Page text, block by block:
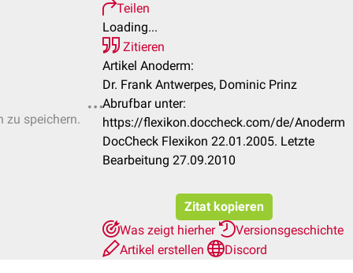
zu speichern.
Teilen
Loading...
Zitieren
Artikel Anoderm:
Dr. Frank Antwerpes, Dominic Prinz
Abrufbar unter:
https://flexikon.doccheck.com/de/Anoderm
DocCheck Flexikon 22.01.2005. Letzte
Bearbeitung 27.09.2010
Zitat kopieren
Was zeigt hierher
Versionsgeschichte
Artikel erstellen
Discord